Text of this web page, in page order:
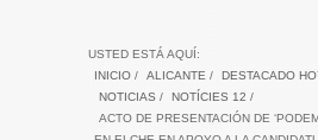
USTED ESTÁ AQUÍ:
INICIO / ALICANTE / DESTACADO
NOTICIAS / NOTÍCIES 12 /
ACTO DE PRESENTACIÓN DE